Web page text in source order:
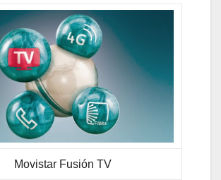
Movistar Fusión TV